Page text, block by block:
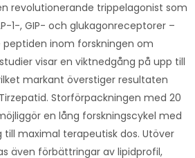
revolutionerande trippelagonist som
1-, GIP- och glukagonreceptorer –
inom forskningen om
visar en viktnedgång på upp till
markant överstiger resultaten
Storförpackningen med 20
en lång forskningscykel med
maximal terapeutisk dos. Utöver
även förbättringar av lipidprofil,